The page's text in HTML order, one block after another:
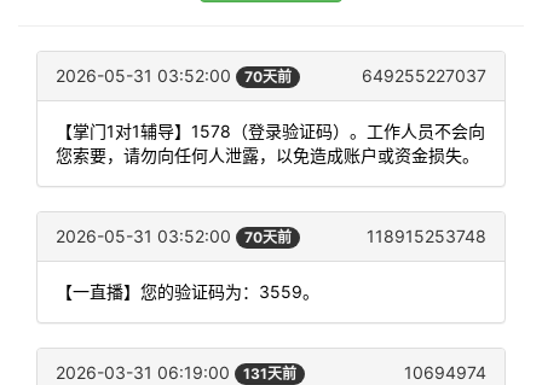
2026-05-31 03:52:00 70天前 649255227037
【掌门1对1辅导】1578（登录验证码）。工作人员不会向
您索要，请勿向任何人泄露，以免造成账户或资金损失。
2026-05-31 03:52:00 70天前 118915253748
【一直播】您的验证码为：3559。
2026-03-31 06:19:00 131天前 10694974